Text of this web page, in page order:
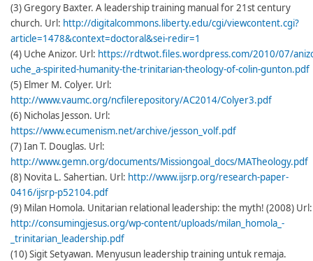
(3) Gregory Baxter. A leadership training manual for 21st century
church. Url: http://digitalcommons.liberty.edu/cgi/viewcontent.cgi?
article=1478&context=doctoral&sei-redir=1
(4) Uche Anizor. Url: https://rdtwot.files.wordpress.com/2010/07/
uche_a-spirited-humanity-the-trinitarian-theology-of-colin-gunton.pdf
(5) Elmer M. Colyer. Url:
http://www.vaumc.org/ncfilerepository/AC2014/Colyer3.pdf
(6) Nicholas Jesson. Url:
https://www.ecumenism.net/archive/jesson_volf.pdf
(7) Ian T. Douglas. Url:
http://www.gemn.org/documents/Missiongoal_docs/MATheology.pdf
(8) Novita L. Sahertian. Url: http://www.ijsrp.org/research-paper-
0416/ijsrp-p52104.pdf
(9) Milan Homola. Unitarian relational leadership: the myth! (2008) Url:
http://consumingjesus.org/wp-content/uploads/milan_homola_-
_trinitarian_leadership.pdf
(10) Sigit Setyawan. Menyusun leadership training untuk remaja.